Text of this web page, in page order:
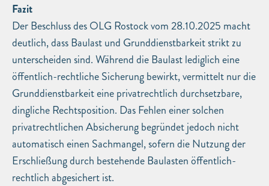
Fazit
Der Beschluss des OLG Rostock vom 28.10.2025 macht
deutlich, dass Baulast und Grunddienstbarkeit strikt zu
unterscheiden sind. Während die Baulast lediglich eine
öffentlich-rechtliche Sicherung bewirkt, vermittelt nur die
Grunddienstbarkeit eine privatrechtlich durchsetzbare,
dingliche Rechtsposition. Das Fehlen einer solchen
privatrechtlichen Absicherung begründet jedoch nicht
automatisch einen Sachmangel, sofern die Nutzung der
Erschließung durch bestehende Baulasten öffentlich-
rechtlich abgesichert ist.